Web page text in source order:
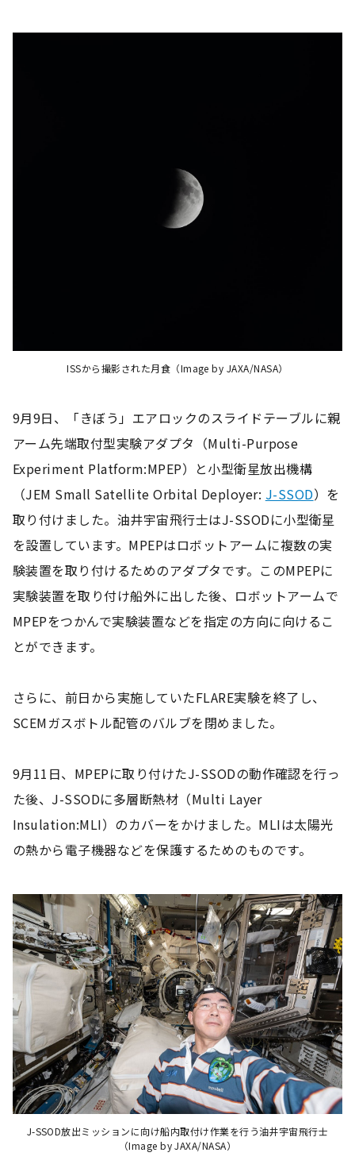
ISSから撮影された月食（Image by JAXA/NASA）
9月9日、「きぼう」エアロックのスライドテーブルに親
アーム先端取付型実験アダプタ（Multi-Purpose
Experiment Platform:MPEP）と小型衛星放出機構
（JEM Small Satellite Orbital Deployer: J-SSOD）を
取り付けました。油井宇宙飛行士はJ-SSODに小型衛星
を設置しています。MPEPはロボットアームに複数の実
験装置を取り付けるためのアダプタです。このMPEPに
実験装置を取り付け船外に出した後、ロボットアームで
MPEPをつかんで実験装置などを指定の方向に向けるこ
とができます。
さらに、前日から実施していたFLARE実験を終了し、
SCEMガスボトル配管のバルブを閉めました。
9月11日、MPEPに取り付けたJ-SSODの動作確認を行っ
た後、J-SSODに多層断熱材（Multi Layer
Insulation:MLI）のカバーをかけました。MLIは太陽光
の熱から電子機器などを保護するためのものです。
J-SSOD放出ミッションに向け船内取付け作業を行う油井宇宙飛行士
（Image by JAXA/NASA）